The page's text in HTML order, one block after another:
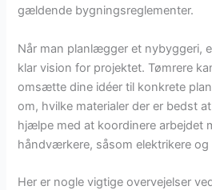
gældende bygningsreglementer.
Når man planlægger et nybyggeri,
klar vision for projektet. Tømrere
omsætte dine idéer til konkrete
om, hvilke materialer der er bedst
hjælpe med at koordinere arbejdet
håndværkere, såsom elektrikere og
Her er nogle vigtige overvejelser